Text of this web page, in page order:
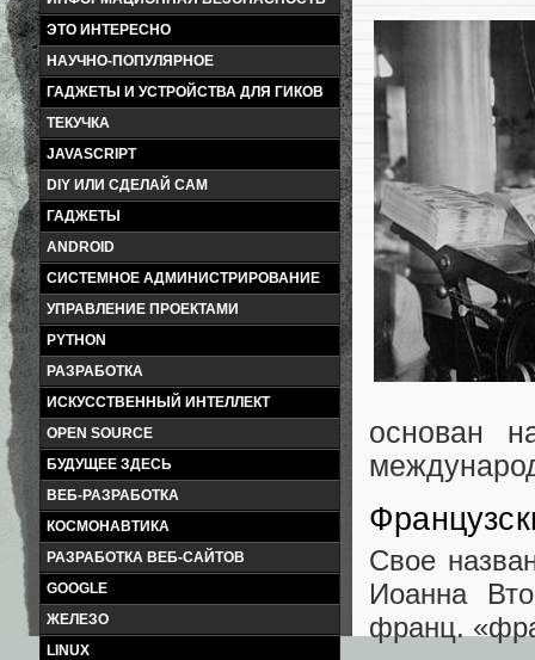
ЭТО ИНТЕРЕСНО
НАУЧНО-ПОПУЛЯРНОЕ
ГАДЖЕТЫ И УСТРОЙСТВА ДЛЯ ГИКОВ
ТЕКУЧКА
JAVASCRIPT
DIY ИЛИ СДЕЛАЙ САМ
ГАДЖЕТЫ
ANDROID
СИСТЕМНОЕ АДМИНИСТРИРОВАНИЕ
УПРАВЛЕНИЕ ПРОЕКТАМИ
PYTHON
РАЗРАБОТКА
ИСКУССТВЕННЫЙ ИНТЕЛЛЕКТ
OPEN SOURCE
БУДУЩЕЕ ЗДЕСЬ
ВЕБ-РАЗРАБОТКА
КОСМОНАВТИКА
РАЗРАБОТКА ВЕБ-САЙТОВ
GOOGLE
ЖЕЛЕЗО
LINUX
основан
Свое
Иоанна
франц.